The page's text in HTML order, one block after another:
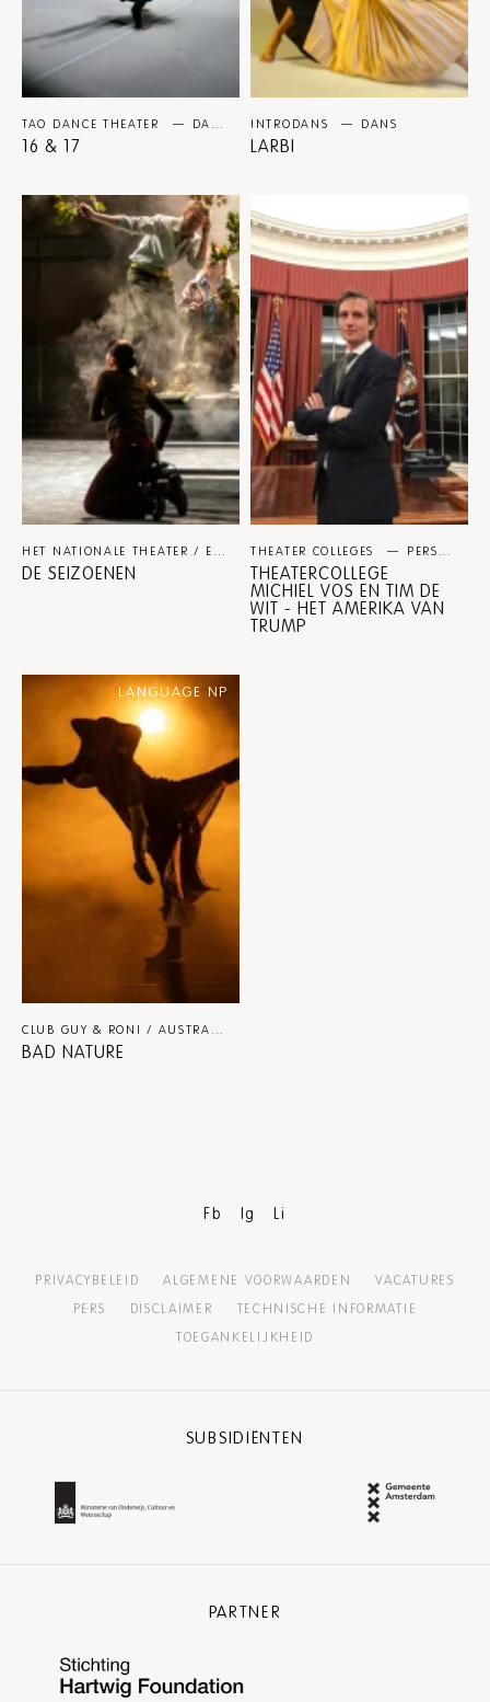
TAO DANCE THEATER DANS
16 & 17
INTRODANS DANS
LARBI
THEATER
DE SEIZOENEN
THEATER COLLEGES PERSPECTIEF
THEATERCOLLEGE
MICHIEL VOS EN TIM DE
WIT - HET AMERIKA VAN
TRUMP
LANGUAGE NP
CLUB GUY & RONI / AUSTRALASIAN DANCE COLLECTIVE / HIIIT / STUDIO BORIS ACKET
BAD NATURE
Fb Ig Li
PRIVACYBELEID ALGEMENE VOORWAARDEN
VACATURES
PERS
DISCLAIMER
TECHNISCHE INFORMATIE
TOEGANKELIJKHEID
SUBSIDIËNTEN
PARTNER